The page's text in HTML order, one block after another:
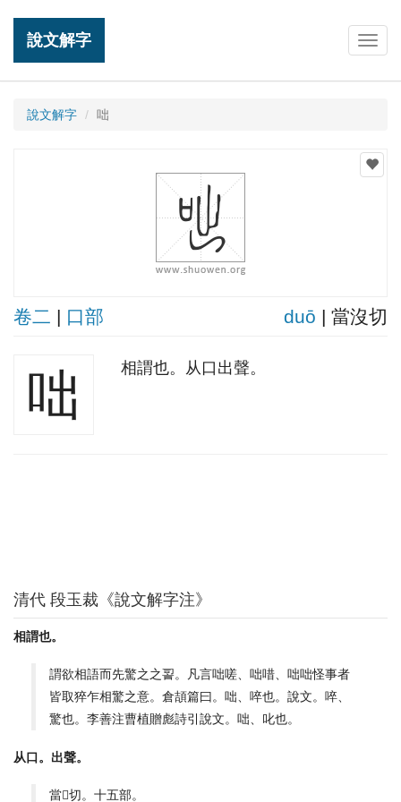
說文解字
說文解字 咄
卷二 | 口部 duō | 當沒切
咄 相謂也。从口出聲。
清代 段玉裁《說文解字注》
相謂也。
謂欲相語而先驚之之䛐。凡言咄嗟、咄唶、咄咄怪事者
皆取猝乍相驚之意。倉頡篇曰。咄、啐也。說文。啐、
驚也。李善注曹植贈彪詩引說文。咄、叱也。
从口。出聲。
當𣳚切。十五部。